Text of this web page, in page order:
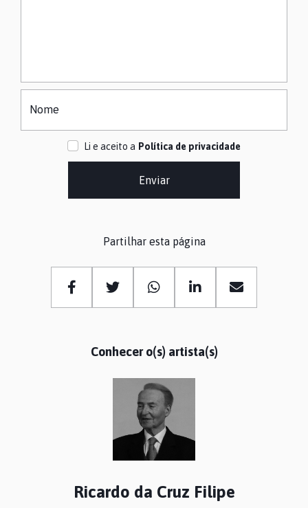
Nome
Li e aceito a Política de privacidade
Enviar
Partilhar esta página
Conhecer o(s) artista(s)
Ricardo da Cruz Filipe